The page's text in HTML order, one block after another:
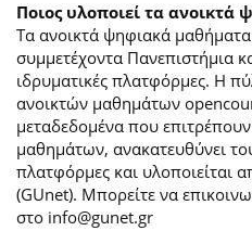
Ποιος υλοποιεί τα
Τα ανοικτά ψηφιακά
συμμετέχοντα Πανεπιστήμια
ιδρυματικές πλατφόρμες. H
ανοικτών μαθημάτων
μεταδεδομένα που
μαθημάτων, ανακατευθύνει
πλατφόρμες και υλοποιείται
(GUnet). Μπορείτε να
στο info@gunet.gr